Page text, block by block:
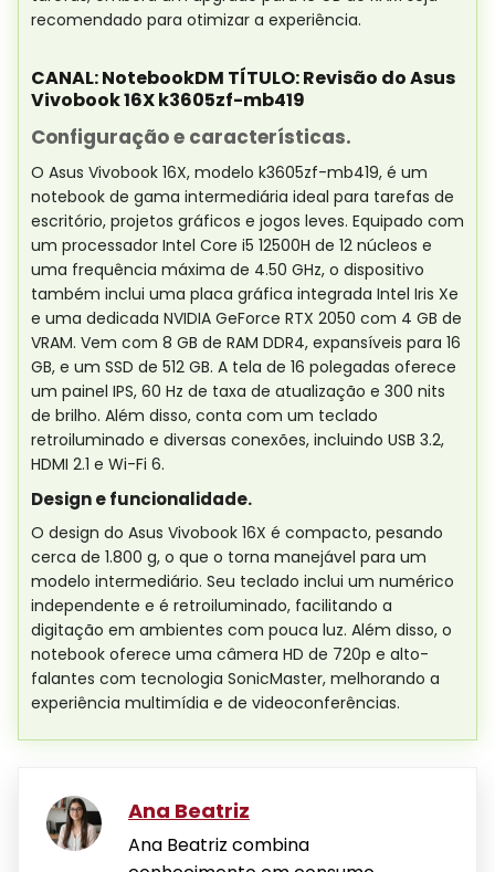
recomendado para otimizar a experiência.
CANAL: NotebookDM TÍTULO: Revisão do Asus
Vivobook 16X k3605zf-mb419
Configuração e características.
O Asus Vivobook 16X, modelo k3605zf-mb419, é um
notebook de gama intermediária ideal para tarefas de
escritório, projetos gráficos e jogos leves. Equipado com
um processador Intel Core i5 12500H de 12 núcleos e
uma frequência máxima de 4.50 GHz, o dispositivo
também inclui uma placa gráfica integrada Intel Iris Xe
e uma dedicada NVIDIA GeForce RTX 2050 com 4 GB de
VRAM. Vem com 8 GB de RAM DDR4, expansíveis para 16
GB, e um SSD de 512 GB. A tela de 16 polegadas oferece
um painel IPS, 60 Hz de taxa de atualização e 300 nits
de brilho. Além disso, conta com um teclado
retroiluminado e diversas conexões, incluindo USB 3.2,
HDMI 2.1 e Wi-Fi 6.
Design e funcionalidade.
O design do Asus Vivobook 16X é compacto, pesando
cerca de 1.800 g, o que o torna manejável para um
modelo intermediário. Seu teclado inclui um numérico
independente e é retroiluminado, facilitando a
digitação em ambientes com pouca luz. Além disso, o
notebook oferece uma câmera HD de 720p e alto-
falantes com tecnologia SonicMaster, melhorando a
experiência multimídia e de videoconferências.
Ana Beatriz
Ana Beatriz combina